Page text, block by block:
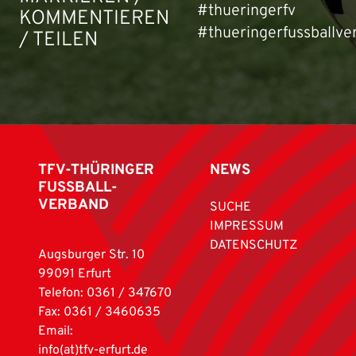
KOMMENTIEREN
/ TEILEN
#thueringerfv
TFV-THÜRINGER
FUSSBALL-
VERBAND
Augsburger Str. 10
99091 Erfurt
Telefon: 0361 / 347670
Fax: 0361 / 3460635
Email:
info(at)tfv-erfurt.de
NEWS
SUCHE
IMPRESSUM
DATENSCHUTZ